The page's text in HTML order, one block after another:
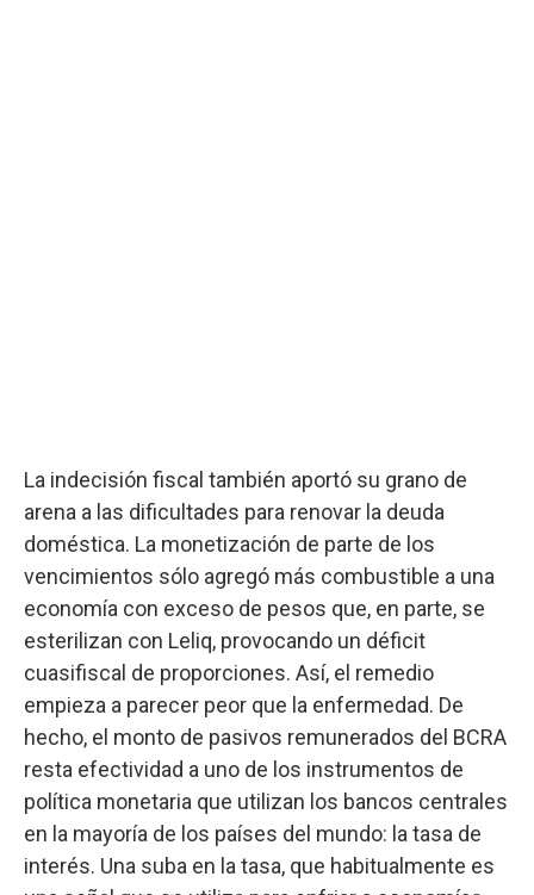
La indecisión fiscal también aportó su grano de
arena a las dificultades para renovar la deuda
doméstica. La monetización de parte de los
vencimientos sólo agregó más combustible a una
economía con exceso de pesos que, en parte, se
esterilizan con Leliq, provocando un déficit
cuasifiscal de proporciones. Así, el remedio
empieza a parecer peor que la enfermedad. De
hecho, el monto de pasivos remunerados del BCRA
resta efectividad a uno de los instrumentos de
política monetaria que utilizan los bancos centrales
en la mayoría de los países del mundo: la tasa de
interés. Una suba en la tasa, que habitualmente es